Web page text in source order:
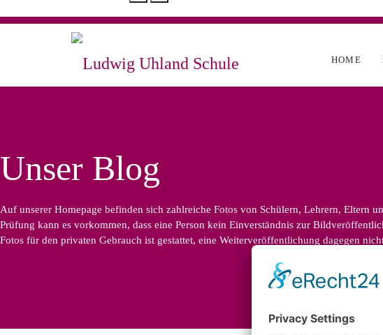
HOME
Unser Blog
Auf unserer Homepage befinden sich zahlreiche Fotos von Schülern, Lehrern,
Prüfung kann es vorkommen, dass eine Person kein Einverständnis zur
Fotos für den privaten Gebrauch ist gestattet, eine Weiterveröffentlichung dagegen